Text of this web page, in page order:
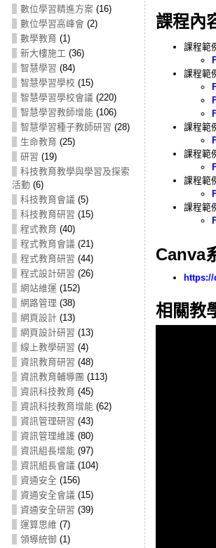
數位學習精進方案 (16)
數位學習高峰會 (2)
數學教育 (1)
新大樓施工 (36)
智慧學習 (84)
智慧學習學校 (15)
智慧學習學校會議 (220)
智慧學習教師增能(106)
智慧學習種子教師研習 (28)
生命教育 (25)
研習 (19)
科技教育教學與學習及探索
活動 (6)
科技教育會議 (5)
科技教育研習 (15)
程式教育 (40)
程式教育會議 (21)
程式教育研習 (44)
程式設計研習 (26)
網站維運 (152)
網路管理 (38)
網頁設計(13)
網頁設計研習 (13)
線上教學研習 (4)
資訊教育研習 (48)
資訊教育輔導團 (113)
資訊科技教育 (45)
資訊科技教育增能(62)
資訊管理研習 (43)
資訊管理維護(80)
資訊組長增能(97)
資訊組長會議 (104)
資通安全 (156)
資通安全會議 (15)
資通安全研習 (39)
運算思維 (7)
領導統御 (1)
課程內
課程範
課程範
課程範
課程範
課程範
課程範
Canva
相關教